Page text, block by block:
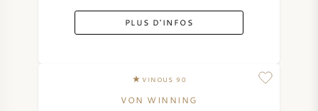
PLUS D'INFOS
VINOUS 90
VON WINNING